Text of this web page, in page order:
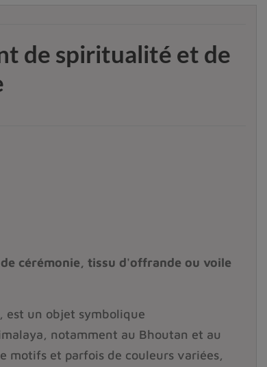
de spiritualité et de
cérémonie, tissu d'offrande ou voile
, est un objet symbolique
notamment au Bhoutan et au
motifs et parfois de couleurs variées,